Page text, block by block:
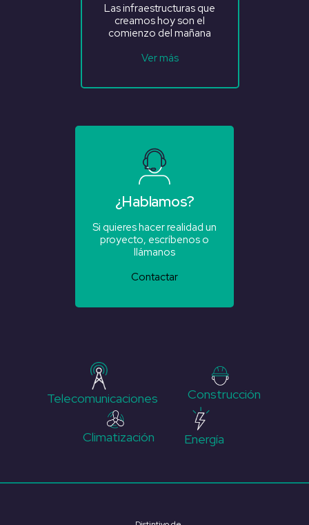
Las infraestructuras que
creamos hoy son el
comienzo del mañana
Ver más
¿Hablamos?
Si quieres hacer realidad un
proyecto, escríbenos o
llámanos
Contactar
Telecomunicaciones Construcción
Climatización Energía